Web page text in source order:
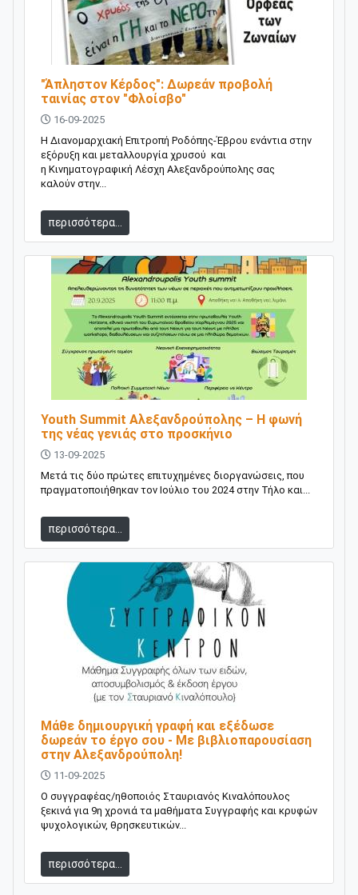
"Άπληστον Κέρδος": Δωρεάν προβολή
ταινίας στον "Φλοίσβο"
16-09-2025
Η Διανομαρχιακή Επιτροπή Ροδόπης-Έβρου ενάντια στην
εξόρυξη και μεταλλουργία χρυσού και
η Κινηματογραφική Λέσχη Αλεξανδρούπολης σας
καλούν στην...
περισσότερα...
Youth Summit Αλεξανδρούπολης – Η φωνή
της νέας γενιάς στο προσκήνιο
13-09-2025
Μετά τις δύο πρώτες επιτυχημένες διοργανώσεις, που
πραγματοποιήθηκαν τον Ιούλιο του 2024 στην Τήλο και...
περισσότερα...
Μάθε δημιουργική γραφή και εξέδωσε
δωρεάν το έργο σου - Με βιβλιοπαρουσίαση
στην Αλεξανδρούπολη!
11-09-2025
Ο συγγραφέας/ηθοποιός Σταυριανός Κιναλόπουλος
ξεκινά για 9η χρονιά τα μαθήματα Συγγραφής και κρυφών
ψυχολογικών, θρησκευτικών...
περισσότερα...